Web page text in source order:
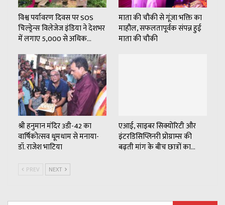
विश्व पर्यावरण दिवस पर SOS
चिल्ड्रेन्स विलेजेज इंडिया ने देशभर
में लगाए 5,000 से अधिक…
माता की चौकी से गूंजा भक्ति का
माहौल, सफलतापूर्वक संपन्न हुई
माता की चौकी
श्री हनुमान मंदिर 3डी-42 का
वार्षिकोत्सव धूमधाम से मनाया-
डॉ. राजेश भाटिया
एआई, साइबर सिक्योरिटी और
इंटरडिसिप्लिनरी प्रोग्राम्स की
बढ़ती मांग के बीच छात्रों का…
PREV NEXT